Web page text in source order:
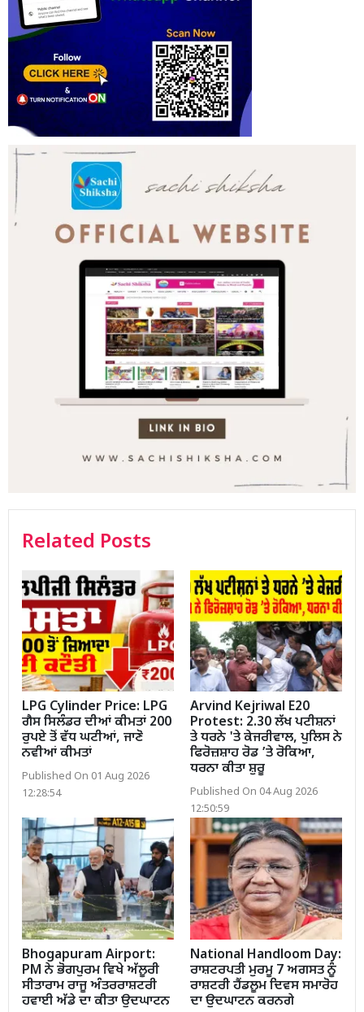
Related Posts
LPG Cylinder Price: LPG
ਗੈਸ ਸਿਲੰਡਰ ਦੀਆਂ ਕੀਮਤਾਂ 200
ਰੁਪਏ ਤੋਂ ਵੱਧ ਘਟੀਆਂ, ਜਾਣੋ
ਨਵੀਆਂ ਕੀਮਤਾਂ
Published On 01 Aug 2026
12:28:54
Arvind Kejriwal E20
Protest: 2.30 ਲੱਖ ਪਟੀਸ਼ਨਾਂ
ਤੇ ਧਰਨੇ 'ਤੇ ਕੇਜਰੀਵਾਲ, ਪੁਲਿਸ ਨੇ
ਫਿਰੋਜ਼ਸ਼ਾਹ ਰੋਡ ’ਤੇ ਰੋਕਿਆ,
ਧਰਨਾ ਕੀਤਾ ਸ਼ੁਰੂ
Published On 04 Aug 2026
12:50:59
Bhogapuram Airport:
PM ਨੇ ਭੋਗਪੁਰਮ ਵਿਖੇ ਅੱਲੂਰੀ
ਸੀਤਾਰਾਮ ਰਾਜੂ ਅੰਤਰਰਾਸ਼ਟਰੀ
ਹਵਾਈ ਅੱਡੇ ਦਾ ਕੀਤਾ ਉਦਘਾਟਨ
National Handloom Day:
ਰਾਸ਼ਟਰਪਤੀ ਮੁਰਮੂ 7 ਅਗਸਤ ਨੂੰ
ਰਾਸ਼ਟਰੀ ਹੈਂਡਲੂਮ ਦਿਵਸ ਸਮਾਰੋਹ
ਦਾ ਉਦਘਾਟਨ ਕਰਨਗੇ